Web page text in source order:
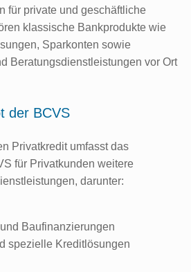
für private und geschäftliche
klassische Bankprodukte wie
Sparkonten sowie
Beratungsdienstleistungen vor Ort
der BCVS
Privatkredit umfasst das
für Privatkunden weitere
darunter:
Baufinanzierungen
spezielle Kreditlösungen